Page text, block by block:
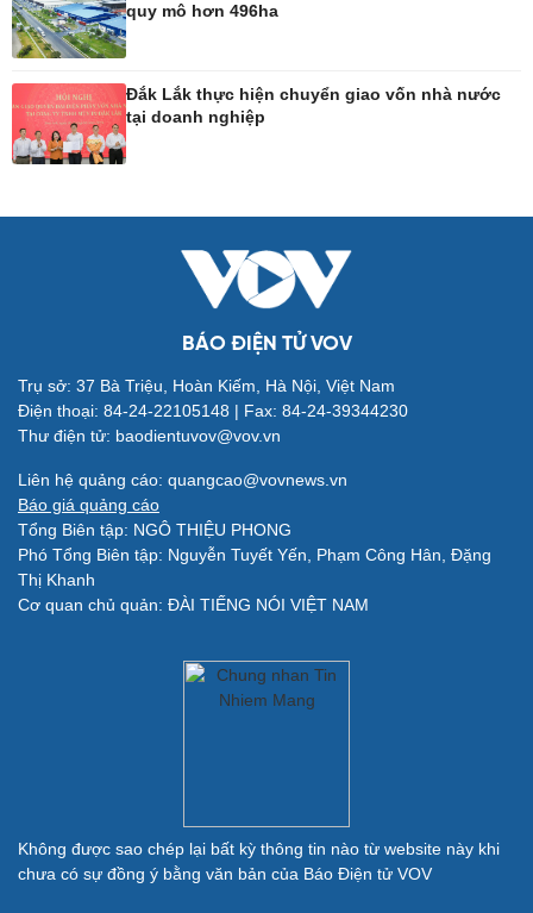
Ô tô - Xe máy
Ô tô
Xe máy
Tư vấn
Thông tin doanh nghiệp
Doanh nghiệp 24h
Sức khỏe
Dinh dưỡng - món ngon
Cây thuốc
Sản phụ khoa
Nhi khoa
Nam khoa
Làm đẹp - giảm cân
Đời sống
Nhà đẹp
Tình yêu - Gia đình
Văn hóa
Văn học
quy mô hơn 496ha
Đắk Lắk thực hiện chuyển giao vốn nhà nước
tại doanh nghiệp
BÁO ĐIỆN TỬ VOV
Trụ sở: 37 Bà Triệu, Hoàn Kiếm, Hà Nội, Việt Nam
Điện thoại: 84-24-22105148 | Fax: 84-24-39344230
Thư điện tử: baodientuvov@vov.vn
Liên hệ quảng cáo: quangcao@vovnews.vn
Báo giá quảng cáo
Tổng Biên tập: NGÔ THIỆU PHONG
Phó Tổng Biên tập: Nguyễn Tuyết Yến, Phạm Công Hân, Đặng
Thị Khanh
Cơ quan chủ quản: ĐÀI TIẾNG NÓI VIỆT NAM
Không được sao chép lại bất kỳ thông tin nào từ website này khi
chưa có sự đồng ý bằng văn bản của Báo Điện tử VOV